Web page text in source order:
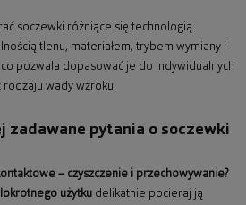
soczewki różniące się technologią
tlenu, materiałem, trybem wymiany i
pozwala dopasować je do indywidualnych
rodzaju wady wzroku.
zadawane pytania o soczewki
– czyszczenie i przechowywanie?
użytku delikatnie pocieraj ją